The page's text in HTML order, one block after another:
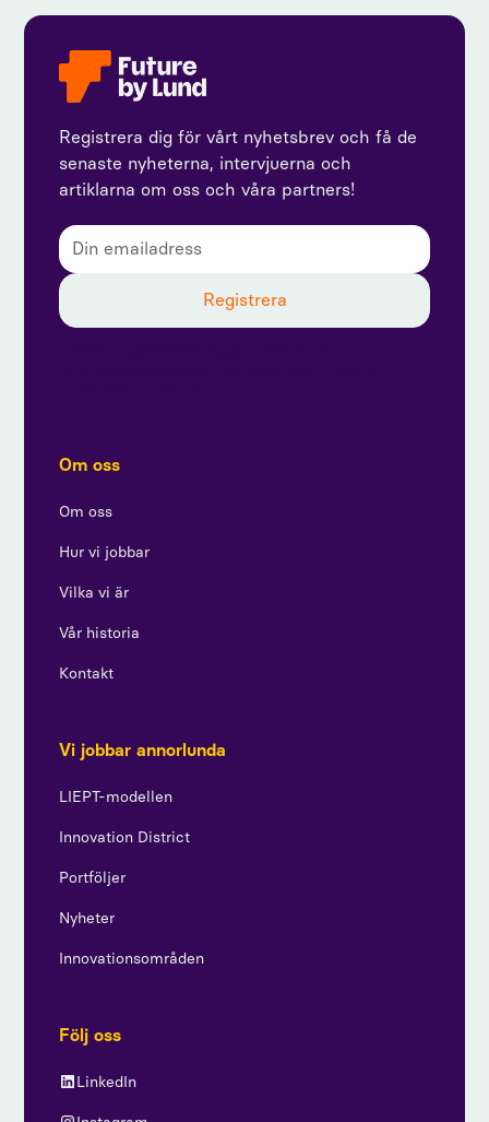
Registrera dig för vårt nyhetsbrev och få de
senaste nyheterna, intervjuerna och
artiklarna om oss och våra partners!
Om oss
Om oss
Hur vi jobbar
Vilka vi är
Vår historia
Kontakt
Vi jobbar annorlunda
LIEPT-modellen
Innovation District
Portföljer
Nyheter
Innovationsområden
Följ oss
LinkedIn